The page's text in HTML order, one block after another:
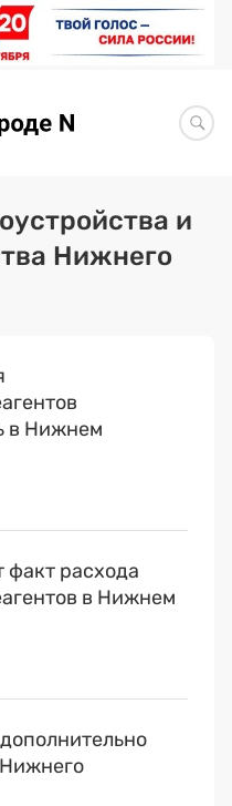
и
Нижнего
в Нижнем
факт расхода
в Нижнем